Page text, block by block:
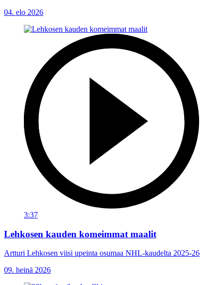
04. elo 2026
3:37
Lehkosen kauden komeimmat maalit
Artturi Lehkosen viisi upeinta osumaa NHL-kaudelta 2025-26
09. heinä 2026